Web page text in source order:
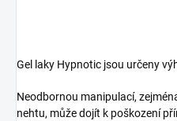
Gel laky Hypnotic jsou určeny
Neodbornou manipulací,
nehtu, může dojít k poškození